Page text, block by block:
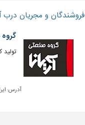
فروشندگان و مجریان درب
گروه
تولید
آدرس: